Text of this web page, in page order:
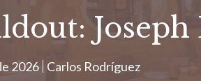
2026 Carlos Rodríguez